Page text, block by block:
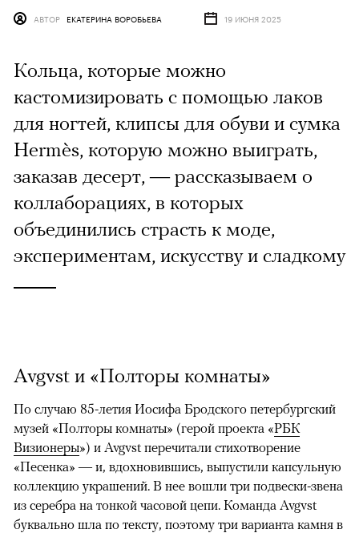
АВТОР ЕКАТЕРИНА ВОРОБЬЕВА 19 ИЮНЯ 2025
Кольца, которые можно
кастомизировать с помощью лаков
для ногтей, клипсы для обуви и сумка
Hermès, которую можно выиграть,
заказав десерт, — рассказываем о
коллаборациях, в которых
объединились страсть к моде,
экспериментам, искусству и сладкому
Avgvst и «Полторы комнаты»
По случаю 85-летия Иосифа Бродского петербургский
музей «Полторы комнаты» (герой проекта «РБК
Визионеры») и Avgvst перечитали стихотворение
«Песенка» — и, вдохновившись, выпустили капсульную
коллекцию украшений. В нее вошли три подвески-звена
из серебра на тонкой часовой цепи. Команда Avgvst
буквально шла по тексту, поэтому три варианта камня в